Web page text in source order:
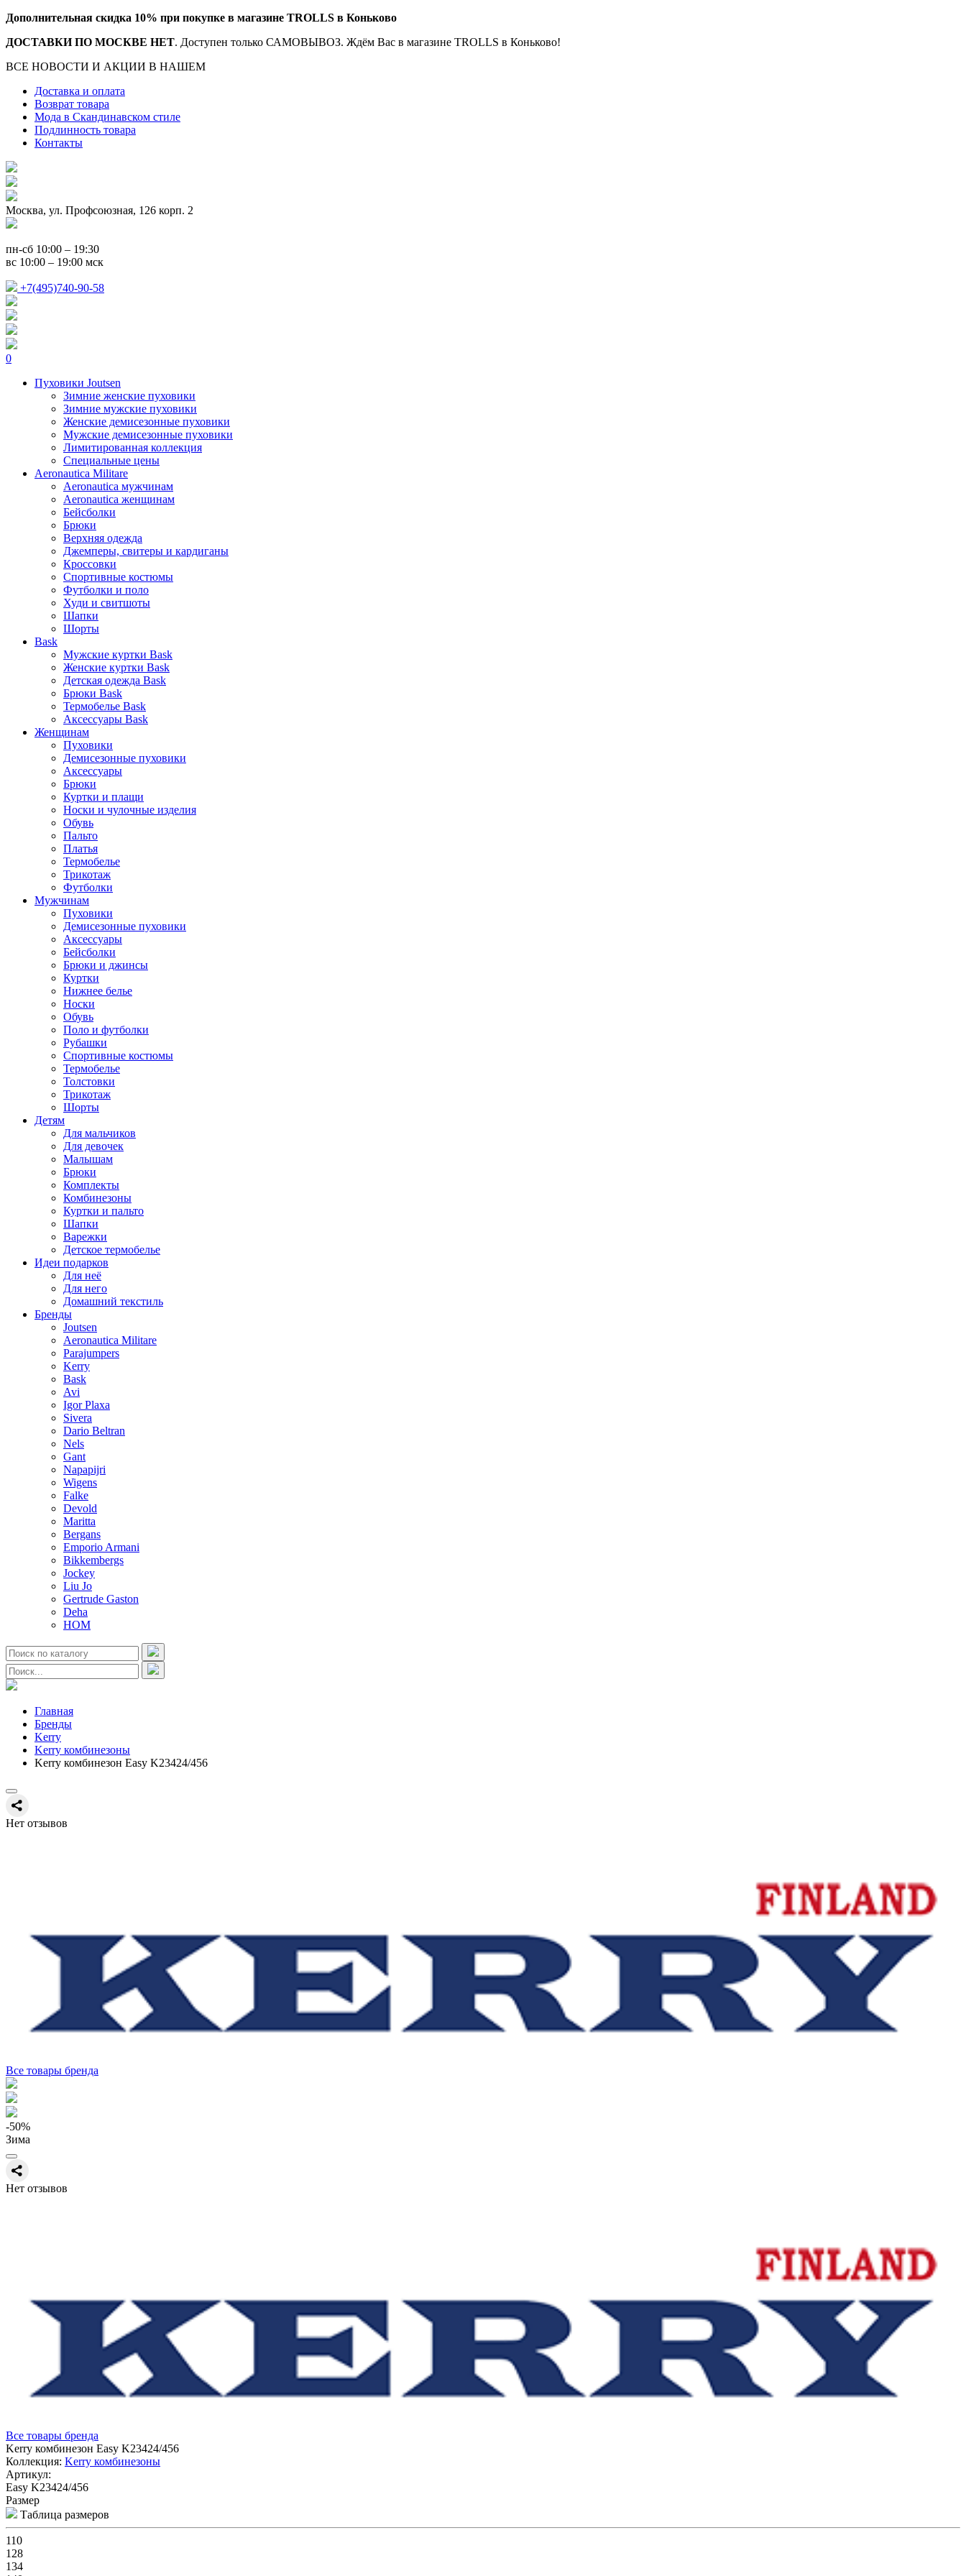
Дополнительная скидка 10% при покупке в магазине TROLLS в Коньково
ДОСТАВКИ ПО МОСКВЕ НЕТ. Доступен только САМОВЫВОЗ. Ждём Вас в магазине TROLLS в Коньково!
ВСЕ НОВОСТИ И АКЦИИ В НАШЕМ
Доставка и оплата
Возврат товара
Мода в Скандинавском стиле
Подлинность товара
Контакты
Москва, ул. Профсоюзная, 126 корп. 2
пн-сб 10:00 – 19:30
вс 10:00 – 19:00 мск
+7(495)740-90-58
0
Пуховики Joutsen
Зимние женские пуховики
Зимние мужские пуховики
Женские демисезонные пуховики
Мужские демисезонные пуховики
Лимитированная коллекция
Специальные цены
Aeronautica Militare
Aeronautica мужчинам
Aeronautica женщинам
Бейсболки
Брюки
Верхняя одежда
Джемперы, свитеры и кардиганы
Кроссовки
Спортивные костюмы
Футболки и поло
Худи и свитшоты
Шапки
Шорты
Bask
Мужские куртки Bask
Женские куртки Bask
Детская одежда Bask
Брюки Bask
Термобелье Bask
Аксессуары Bask
Женщинам
Пуховики
Демисезонные пуховики
Аксессуары
Брюки
Куртки и плащи
Носки и чулочные изделия
Обувь
Пальто
Платья
Термобелье
Трикотаж
Футболки
Мужчинам
Пуховики
Демисезонные пуховики
Аксессуары
Бейсболки
Брюки и джинсы
Куртки
Нижнее белье
Носки
Обувь
Поло и футболки
Рубашки
Спортивные костюмы
Термобелье
Толстовки
Трикотаж
Шорты
Детям
Для мальчиков
Для девочек
Малышам
Брюки
Комплекты
Комбинезоны
Куртки и пальто
Шапки
Варежки
Детское термобелье
Идеи подарков
Для неё
Для него
Домашний текстиль
Бренды
Joutsen
Aeronautica Militare
Parajumpers
Kerry
Bask
Avi
Igor Plaxa
Sivera
Dario Beltran
Nels
Gant
Napapijri
Wigens
Falke
Devold
Maritta
Bergans
Emporio Armani
Bikkembergs
Jockey
Liu Jo
Gertrude Gaston
Deha
HOM
Главная
Бренды
Kerry
Kerry комбинезоны
Kerry комбинезон Easy K23424/456
Нет отзывов
Все товары бренда
-50%
Зима
Нет отзывов
Все товары бренда
Kerry комбинезон Easy K23424/456
Коллекция: Kerry комбинезоны
Артикул:
Easy K23424/456
Размер
Таблица размеров
110
128
134